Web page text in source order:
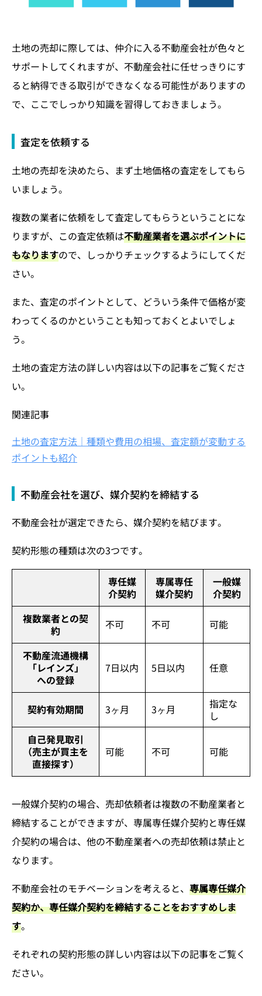
土地の売却に際しては、仲介に入る不動産会社が色々と
サポートしてくれますが、不動産会社に任せっきりにす
ると納得できる取引ができなくなる可能性がありますの
で、ここでしっかり知識を習得しておきましょう。
査定を依頼する
土地の売却を決めたら、まず土地価格の査定をしてもら
いましょう。
複数の業者に依頼をして査定してもらうということにな
りますが、この査定依頼は不動産業者を選ぶポイントに
もなりますので、しっかりチェックするようにしてくだ
さい。
また、査定のポイントとして、どういう条件で価格が変
わってくるのかということも知っておくとよいでしょ
う。
土地の査定方法の詳しい内容は以下の記事をご覧くださ
い。
関連記事
土地の査定方法｜種類や費用の相場、査定額が変動する
ポイントも紹介
不動産会社を選び、媒介契約を締結する
不動産会社が選定できたら、媒介契約を結びます。
契約形態の種類は次の3つです。
専任媒
介契約
専属専任
媒介契約
一般媒
介契約
複数業者との契
約
不可 不可 可能
不動産流通機構
「レインズ」
への登録
7日以内 5日以内 任意
契約有効期間 3ヶ月 3ヶ月
指定な
し
自己発見取引
（売主が買主を
直接探す）
可能 不可 可能
一般媒介契約の場合、売却依頼者は複数の不動産業者と
締結することができますが、専属専任媒介契約と専任媒
介契約の場合は、他の不動産業者への売却依頼は禁止と
なります。
不動産会社のモチベーションを考えると、 専属専任媒介
契約か、専任媒介契約を締結することをおすすめしま
す。
それぞれの契約形態の詳しい内容は以下の記事をご覧く
ださい。